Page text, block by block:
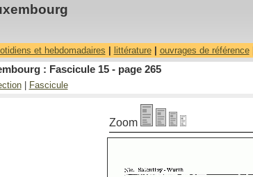
et hebdomadaires littérature| ouvrages de référence|
: Fascicule 15 - page 265
| Fascicule
Zoom